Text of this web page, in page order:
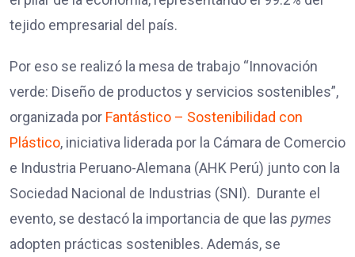
tejido empresarial del país.
Por eso se realizó la mesa de trabajo “Innovación
verde: Diseño de productos y servicios sostenibles”,
organizada por Fantástico – Sostenibilidad con
Plástico, iniciativa liderada por la Cámara de Comercio
e Industria Peruano-Alemana (AHK Perú) junto con la
Sociedad Nacional de Industrias (SNI). Durante el
evento, se destacó la importancia de que las pymes
adopten prácticas sostenibles. Además, se